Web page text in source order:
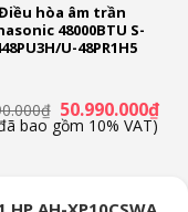
diệt khuẩn,
nghệ
hòa âm trần
48000BTU S-
U-48PR1H5
₫ Giá
gốc
là:
50.990.000₫Giá
bao gồm 10% VAT)